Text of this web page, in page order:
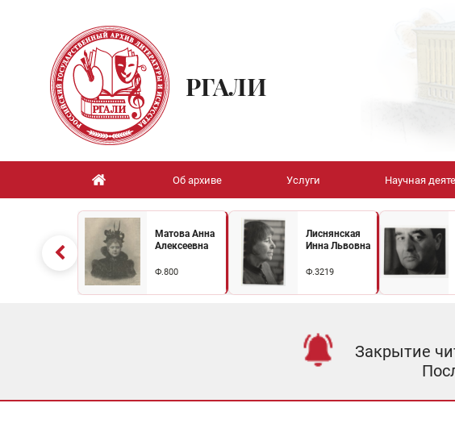
РГАЛИ
Об архиве Услуги Научная
Матова Анна
Алексеевна
Ф.800
Лиснянская
Инна Львовна
Ф.3219
Закрытие